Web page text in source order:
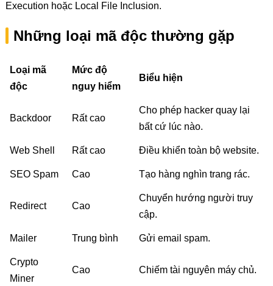
Execution hoặc Local File Inclusion.
Những loại mã độc thường gặp
Loại mã
độc
Mức độ
nguy hiểm
Biểu hiện
Backdoor Rất cao
Cho phép hacker quay lại
bất cứ lúc nào.
Web Shell Rất cao Điều khiển toàn bộ website.
SEO Spam Cao Tạo hàng nghìn trang rác.
Redirect Cao
Chuyển hướng người truy
cập.
Mailer Trung bình Gửi email spam.
Crypto
Miner
Cao Chiếm tài nguyên máy chủ.